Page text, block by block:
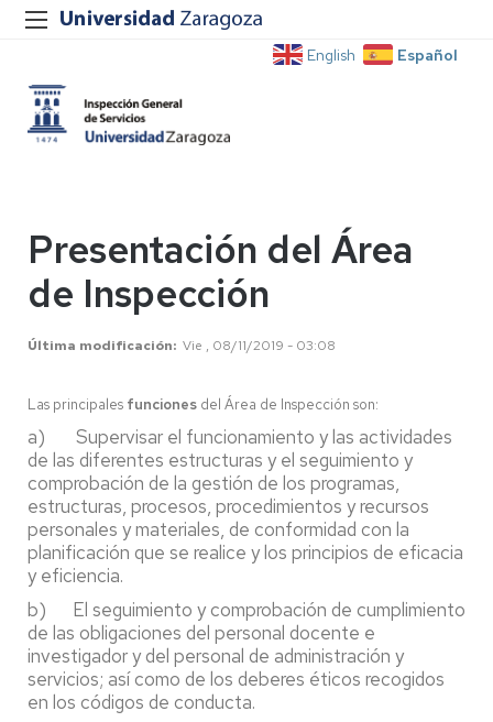
English Español
Presentación del Área
de Inspección
Última modificación Vie , 08/11/2019 - 03:08
Las principales funciones del Área de Inspección son:
a) Supervisar el funcionamiento y las actividades
de las diferentes estructuras y el seguimiento y
comprobación de la gestión de los programas,
estructuras, procesos, procedimientos y recursos
personales y materiales, de conformidad con la
planificación que se realice y los principios de eficacia
y eficiencia.
b) El seguimiento y comprobación de cumplimiento
de las obligaciones del personal docente e
investigador y del personal de administración y
servicios; así como de los deberes éticos recogidos
en los códigos de conducta.